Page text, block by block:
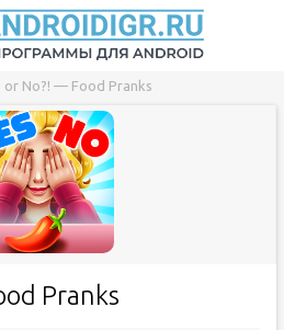
or No?! — Food Pranks
Pranks